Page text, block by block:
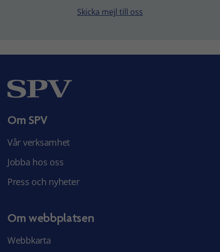
Skicka mejl till oss
Om SPV
Vår verksamhet
Jobba hos oss
Press och nyheter
Om webbplatsen
Webbkarta